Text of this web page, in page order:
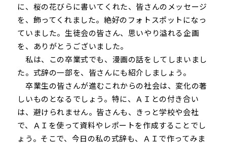
に、桜の花びらに書いてくれた、皆さんのメッセージ
を、飾ってくれました。絶好のフォトスポットになっ
ていました。生徒会の皆さん、思いやり溢れる企画
を、ありがとうございました。
私は、この卒業式でも、漫画の話をしてしまいまし
た。式辞の一部を、皆さんにも紹介しましょう。
卒業生の皆さんが進むこれからの社会は、変化の著
しいものとなるでしょう。特に、ＡＩとの付き合い
は、避けられません。皆さんも、きっと学校や会社
で、ＡＩを使って資料やレポートを作成することでし
ょう。そこで、今日の私の式辞も、ＡＩで作ってみま